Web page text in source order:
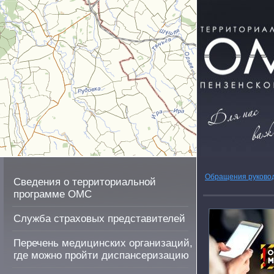
Сведения о территориальной
программе ОМС
Служба страховых представителей
Перечень медицинских организаций,
где можно пройти диспансеризацию
Обращения